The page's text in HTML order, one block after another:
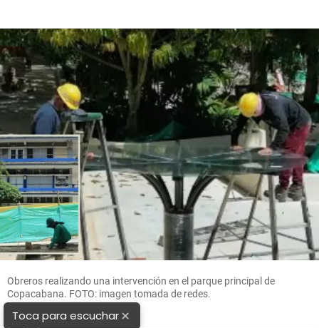
Obreros realizando una intervención en el parque principal de
Copacabana. FOTO: imagen tomada de redes.
Toca para escuchar×